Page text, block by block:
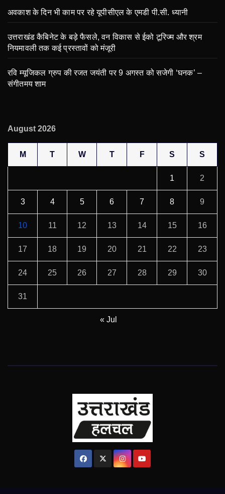
अवकाश के दिन भी काम पर रहे यूपीसीएल के एमडी पी.सी. ध्यानी
उत्तराखंड कैबिनेट के बड़े फैसले, वन विकास से ईको टूरिज्म और श्रम
नियमावली तक कई प्रस्तावों को मंजूरी
रवि म्यूजिकल ग्रुप की रजत जयंती पर 9 अगस्त को सजेगी ‘घनक’ –
संगीतमय शाम
August 2026
M T W T F S S
1 2
3 4 5 6 7 8 9
10 11 12 13 14 15 16
17 18 19 20 21 22 23
24 25 26 27 28 29 30
31
« Jul